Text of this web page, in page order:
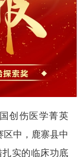
创伤医学菁英
区中，鹿寨县中
实的临床功底